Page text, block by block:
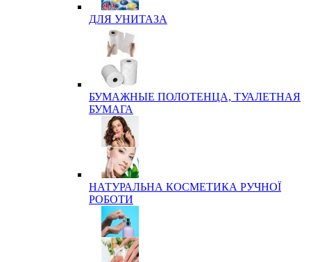
ДЛЯ УНИТАЗА
БУМАЖНЫЕ ПОЛОТЕНЦА, ТУАЛЕТНАЯ
БУМАГА
НАТУРАЛЬНА КОСМЕТИКА РУЧНОЇ
РОБОТИ